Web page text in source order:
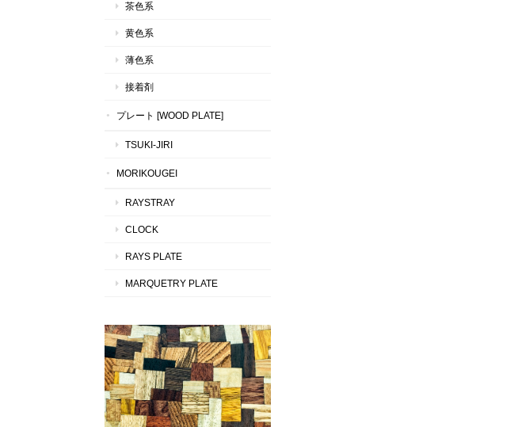
茶色系
黄色系
薄色系
接着剤
プレート [WOOD PLATE]
TSUKI-JIRI
MORIKOUGEI
RAYSTRAY
CLOCK
RAYS PLATE
MARQUETRY PLATE